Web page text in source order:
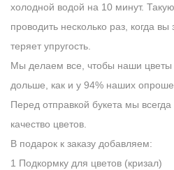
холодной водой на 10 минут.
проводить несколько раз, когда вы
теряет упругость.
Мы делаем все, чтобы наши цветы
дольше, как и у 94% наших
Перед отправкой букета мы
качество цветов.
В подарок к заказу добавляем:
1 Подкормку для цветов (кризал)